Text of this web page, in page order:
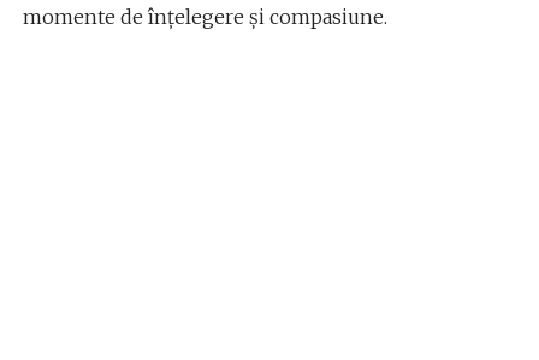
momente de înțelegere și compasiune.